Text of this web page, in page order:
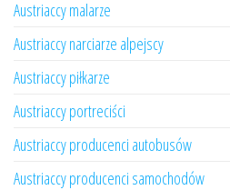
Austriaccy malarze
Austriaccy narciarze alpejscy
Austriaccy piłkarze
Austriaccy portreciści
Austriaccy producenci autobusów
Austriaccy producenci samochodów